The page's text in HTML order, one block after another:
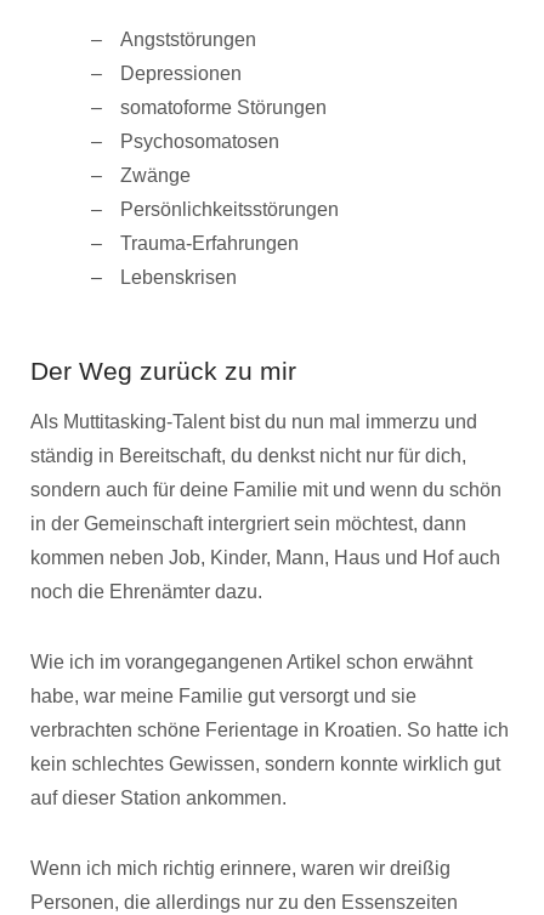
Angststörungen
Depressionen
somatoforme Störungen
Psychosomatosen
Zwänge
Persönlichkeitsstörungen
Trauma-Erfahrungen
Lebenskrisen
Der Weg zurück zu mir
Als Muttitasking-Talent bist du nun mal immerzu und
ständig in Bereitschaft, du denkst nicht nur für dich,
sondern auch für deine Familie mit und wenn du schön
in der Gemeinschaft intergriert sein möchtest, dann
kommen neben Job, Kinder, Mann, Haus und Hof auch
noch die Ehrenämter dazu.
Wie ich im vorangegangenen Artikel schon erwähnt
habe, war meine Familie gut versorgt und sie
verbrachten schöne Ferientage in Kroatien. So hatte ich
kein schlechtes Gewissen, sondern konnte wirklich gut
auf dieser Station ankommen.
Wenn ich mich richtig erinnere, waren wir dreißig
Personen, die allerdings nur zu den Essenszeiten